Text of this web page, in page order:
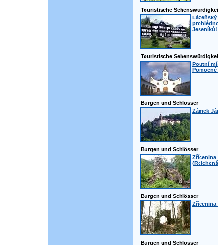
Touristische
Jeseníků!
Touristische
Poutní
Pomocné
Burgen und Schlösser
Zámek
Burgen und Schlösser
Zřícenina
Burgen und Schlösser
Zřícenina
Burgen und Schlösser